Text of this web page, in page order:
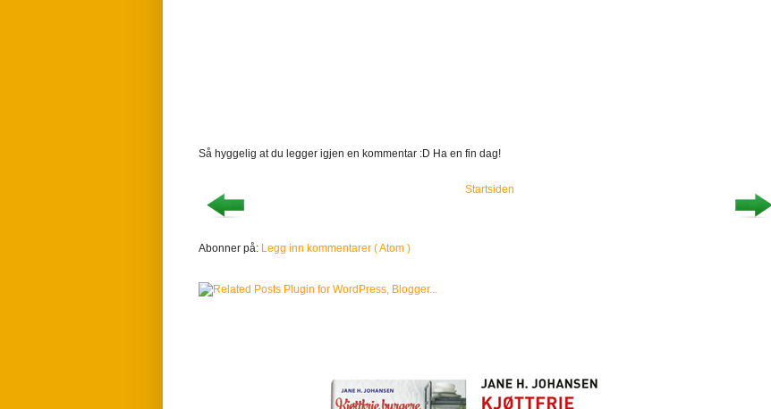
Så hyggelig at du legger igjen en kommentar :D Ha en fin dag!
Startsiden
Abonner på: Legg inn kommentarer ( Atom )